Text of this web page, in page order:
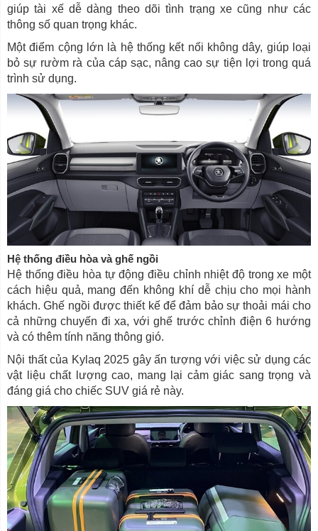
giúp tài xế dễ dàng theo dõi tình trạng xe cũng như các
thông số quan trọng khác.
Một điểm cộng lớn là hệ thống kết nối không dây, giúp loại
bỏ sự rườm rà của cáp sạc, nâng cao sự tiện lợi trong quá
trình sử dụng.
Hệ thống điều hòa và ghế ngồi
Hệ thống điều hòa tự động điều chỉnh nhiệt độ trong xe một
cách hiệu quả, mang đến không khí dễ chịu cho mọi hành
khách. Ghế ngồi được thiết kế để đảm bảo sự thoải mái cho
cả những chuyến đi xa, với ghế trước chỉnh điện 6 hướng
và có thêm tính năng thông gió.
Nội thất của Kylaq 2025 gây ấn tượng với việc sử dụng các
vật liệu chất lượng cao, mang lại cảm giác sang trọng và
đáng giá cho chiếc SUV giá rẻ này.